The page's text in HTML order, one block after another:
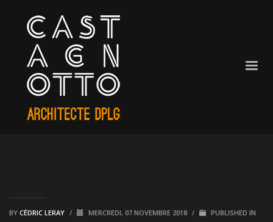
BY CÉDRIC LERAY / MERCREDI, 07 NOVEMBRE 2018 / PUBLISHED IN